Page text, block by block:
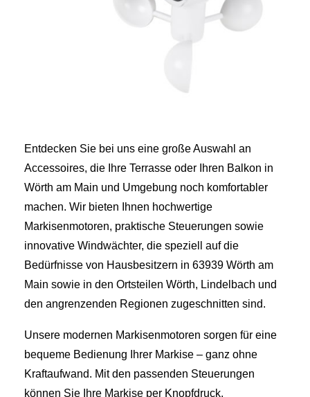
Entdecken Sie bei uns eine große Auswahl an
Accessoires, die Ihre Terrasse oder Ihren Balkon in
Wörth am Main und Umgebung noch komfortabler
machen. Wir bieten Ihnen hochwertige
Markisenmotoren, praktische Steuerungen sowie
innovative Windwächter, die speziell auf die
Bedürfnisse von Hausbesitzern in 63939 Wörth am
Main sowie in den Ortsteilen Wörth, Lindelbach und
den angrenzenden Regionen zugeschnitten sind.
Unsere modernen Markisenmotoren sorgen für eine
bequeme Bedienung Ihrer Markise – ganz ohne
Kraftaufwand. Mit den passenden Steuerungen
können Sie Ihre Markise per Knopfdruck,